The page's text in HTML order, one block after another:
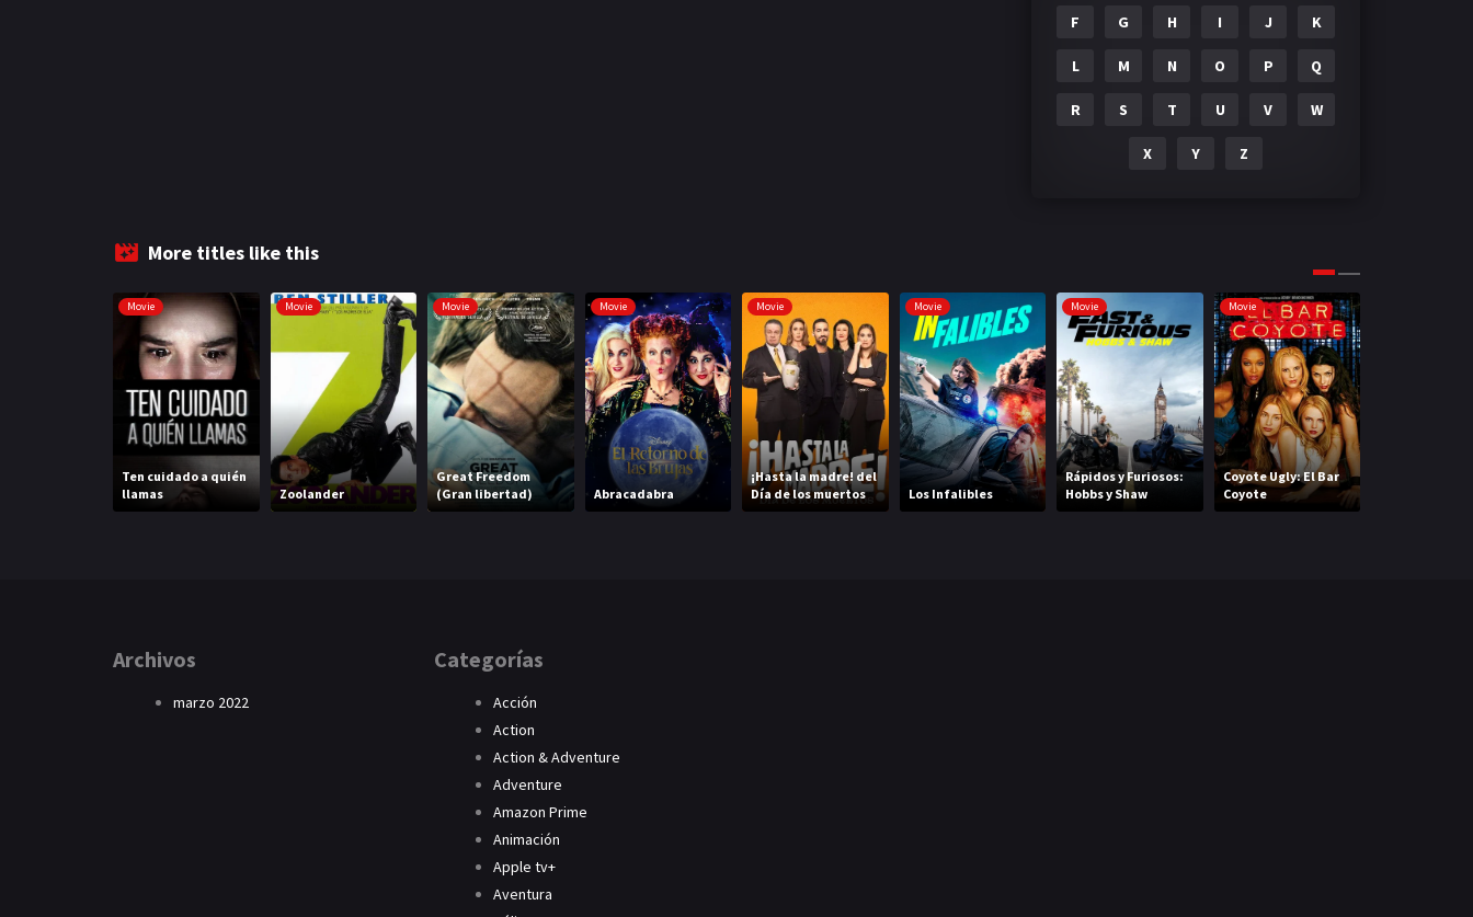
F G H I J K
L M N O P Q
R S T U V W
X Y Z
More titles like this
Movie
Ten cuidado a quién
llamas
Movie
Zoolander
Movie
Great Freedom
(Gran libertad)
Movie
Abracadabra
Movie
¡Hasta la madre! del
Día de los muertos
Movie
Los Infalibles
Movie
Rápidos y Furiosos:
Hobbs y Shaw
Movie
Coyote Ugly: El Bar
Coyote
Archivos
marzo 2022
Categorías
Acción
Action
Action & Adventure
Adventure
Amazon Prime
Animación
Apple tv+
Aventura